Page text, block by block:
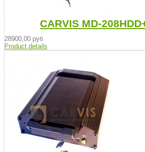
CARVIS MD-
28900,00 руб
Product details